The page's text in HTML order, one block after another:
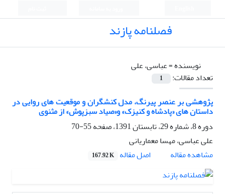
فصلنامه پازند
نویسنده =عباسی، علی
تعداد مقالات:
1
پژوهشی بر عنصر پیرنگ، مدل کنشگران و موقعیت های روایی در
داستان های «پادشاه و کنیزک» و«صیاد سبزپوش» از مثنوی
دوره 8، شماره 29، تابستان 1391، صفحه
55-70
علی عباسی، مهسا معماریانی
مشاهده مقاله
اصل مقاله 167.92 K